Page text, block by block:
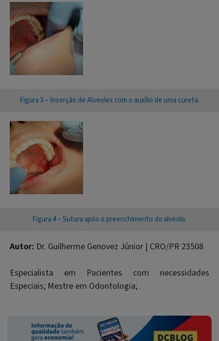
Figura 3 – Inserção de Alveolex com o auxílio de uma cureta.
Figura 4 – Sutura após o preenchimento do alvéolo.
Autor: Dr. Guilherme Genovez Júnior | CRO/PR 23508
Especialista em Pacientes com necessidades
Especiais; Mestre em Odontologia; .